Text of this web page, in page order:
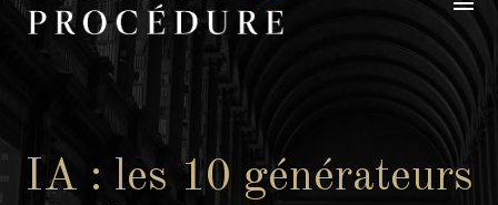
IA : les 10 générateurs